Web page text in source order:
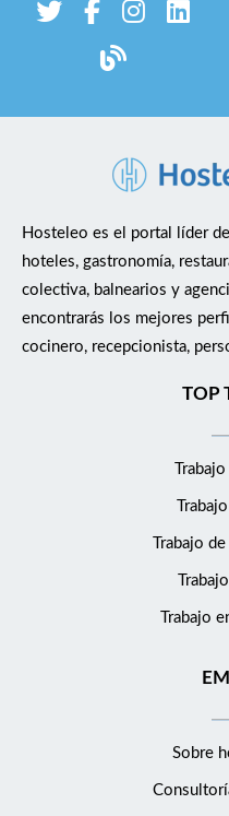
Hosteleo es el portal líder
hoteles, gastronomía,
colectiva, balnearios y
encontrarás los mejores
cocinero, recepcionista,
TOP
Trabajo
Trabajo
Sobre